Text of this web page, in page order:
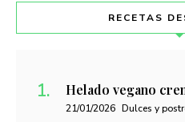
RECETAS
Helado vegano
21/01/2026 Dulces y